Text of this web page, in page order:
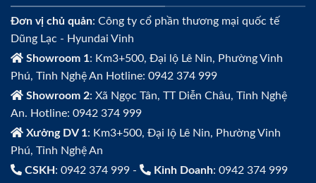
Đơn vị chủ quản: Công ty cổ phần thương mại quốc tế
Dũng Lạc - Hyundai Vinh
Showroom 1: Km3+500, Đại lộ Lê Nin, Phường Vinh
Phú, Tỉnh Nghệ An Hotline: 0942 374 999
Showroom 2: Xã Ngọc Tân, TT Diễn Châu, Tỉnh Nghệ
An. Hotline: 0942 374 999
Xưởng DV 1: Km3+500, Đại lộ Lê Nin, Phường Vinh
Phú, Tỉnh Nghệ An
CSKH : 0942 374 999 - Kinh Doanh: 0942 374 999